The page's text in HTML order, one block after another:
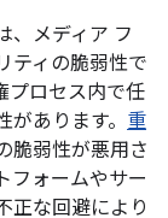
、メディア フ
ティの脆弱性で
プロセス内で任
あります。 重
脆弱性が悪用さ
フォームやサー
正な回避により